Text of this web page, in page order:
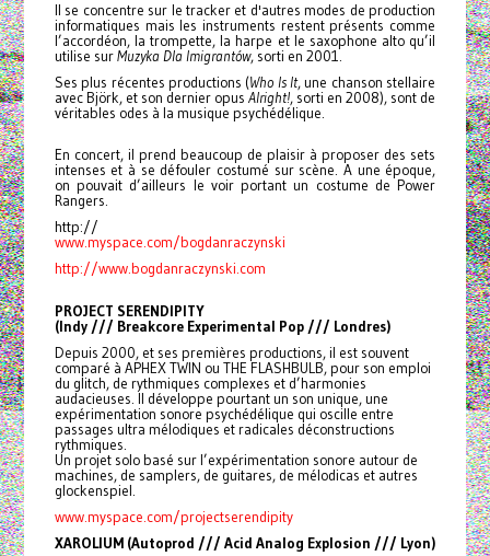
Il se concentre sur le tracker et d'autres modes de production
informatiques mais les instruments restent présents comme
l’accordéon, la trompette, la harpe et le saxophone alto qu’il
utilise surMuzyka Dla Imigrantów, sorti en 2001.
Ses plus récentes productions (Who Is It, une chanson stellaire
avec Björk, et son dernier opusAlright!, sorti en 2008), sont de
véritables odes à la musique psychédélique.
En concert, il prend beaucoup de plaisir à proposer des sets
intenses et à se défouler costumé sur scène. A une époque,
on pouvait d’ailleurs le voir portant un costume de Power
Rangers.
http://
www.myspace.com/bogdanraczynski
http://www.bogdanraczynski.com
PROJECT SERENDIPITY
(Indy /// Breakcore Experimental Pop /// Londres)
Depuis 2000, et ses premières productions, il est souvent
comparé à APHEX TWIN ou THE FLASHBULB, pour son emploi
du glitch, de rythmiques complexes et d’harmonies
audacieuses. Il développe pourtant un son unique, une
expérimentation sonore psychédélique qui oscille entre
passages ultra mélodiques et radicales déconstructions
rythmiques.
Un projet solo basé sur l’expérimentation sonore autour de
machines, de samplers, de guitares, de mélodicas et autres
glockenspiel.
www.myspace.com/projectserendipity
XAROLIUM (Autoprod /// Acid Analog Explosion /// Lyon)